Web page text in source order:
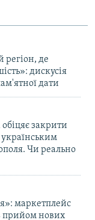
де
дискусія
дати
обіцяє закрити
Чи реально
маркетплейс
прийом нових